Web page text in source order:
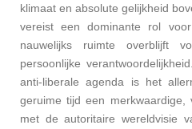
klimaat en absolute gelijkheid
vereist een dominante rol
nauwelijks ruimte overblijft
persoonlijke
anti-liberale agenda is het
geruime tijd een merkwaardige,
met de autoritaire wereldvisie